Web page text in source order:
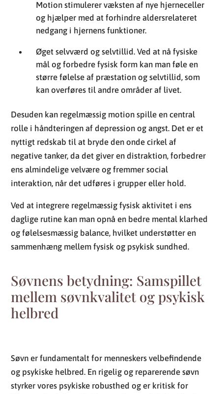
Motion stimulerer væksten af nye hjerneceller
og hjælper med at forhindre aldersrelateret
nedgang i hjernens funktioner.
Øget selvværd og selvtillid. Ved at nå fysiske
mål og forbedre fysisk form kan man føle en
større følelse af præstation og selvtillid, som
kan overføres til andre områder af livet.
Desuden kan regelmæssig motion spille en central
rolle i håndteringen af depression og angst. Det er et
nyttigt redskab til at bryde den onde cirkel af
negative tanker, da det giver en distraktion, forbedrer
ens almindelige velvære og fremmer social
interaktion, når det udføres i grupper eller hold.
Ved at integrere regelmæssig fysisk aktivitet i ens
daglige rutine kan man opnå en bedre mental klarhed
og følelsesmæssig balance, hvilket understøtter en
sammenhæng mellem fysisk og psykisk sundhed.
Søvnens betydning: Samspillet
mellem søvnkvalitet og psykisk
helbred
Søvn er fundamentalt for menneskers velbefindende
og psykiske helbred. En rigelig og reparerende søvn
styrker vores psykiske robusthed og er kritisk for